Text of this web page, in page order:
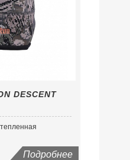
DESCENT
Подробнее